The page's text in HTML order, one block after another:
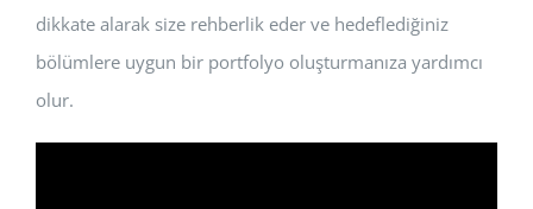
dikkate alarak size rehberlik eder ve hedeflediğiniz
bölümlere uygun bir portfolyo oluşturmanıza yardımcı
olur.